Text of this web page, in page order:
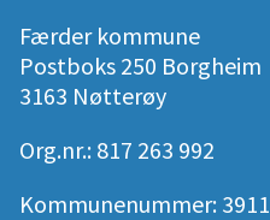
Færder kommune
Postboks 250 Borgheim
3163 Nøtterøy
Org.nr.: 817 263 992
Kommunenummer: 3911